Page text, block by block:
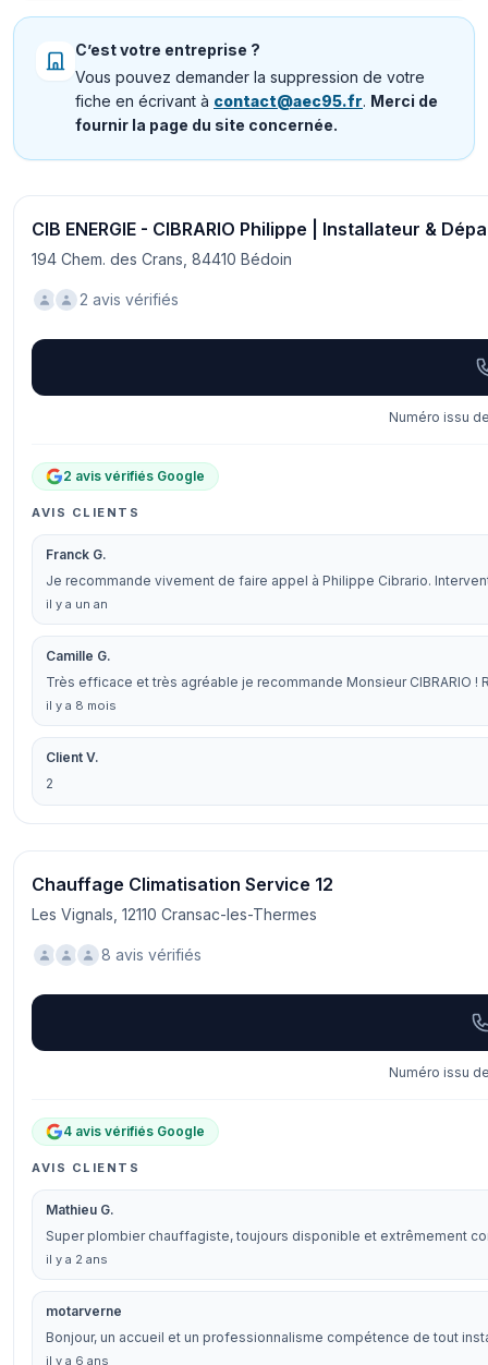
C’est votre entreprise ?
Vous pouvez demander la suppression de votre
fiche en écrivant à contact@aec95.fr. Merci de
fournir la page du site concernée.
CIB ENERGIE - CIBRARIO Philippe | Installateur &
194 Chem. des Crans, 84410 Bédoin
2 avis vérifiés
Numéro issu
2 avis vérifiés Google
AVIS CLIENTS
Franck G.
Je recommande vivement de faire appel à Philippe Cibrario.
il y a un an
Camille G.
Très efficace et très agréable je recommande Monsieur CIBRARIO
il y a 8 mois
Client V.
2
Chauffage Climatisation Service 12
Les Vignals, 12110 Cransac-les-Thermes
8 avis vérifiés
Numéro issu
4 avis vérifiés Google
AVIS CLIENTS
Mathieu G.
Super plombier chauffagiste, toujours disponible et extrêmement
il y a 2 ans
motarverne
Bonjour, un accueil et un professionnalisme compétence de tout
il y a 6 ans